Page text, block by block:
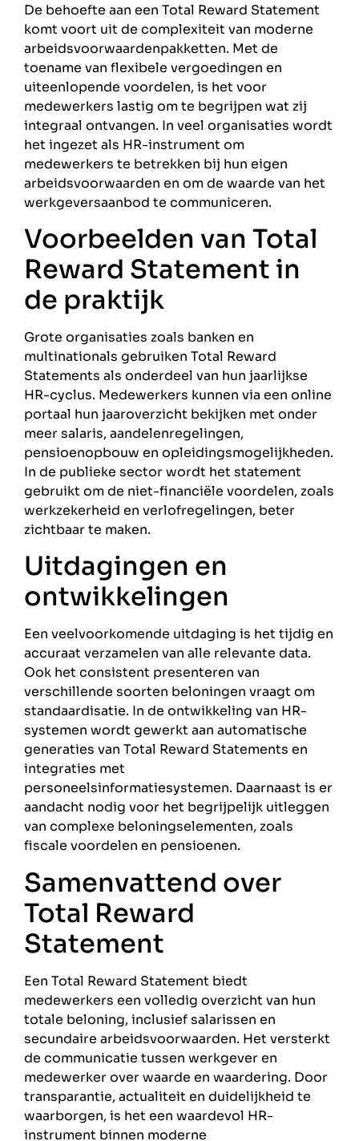
De behoefte aan een Total Reward Statement
komt voort uit de complexiteit van moderne
arbeidsvoorwaardenpakketten. Met de
toename van flexibele vergoedingen en
uiteenlopende voordelen, is het voor
medewerkers lastig om te begrijpen wat zij
integraal ontvangen. In veel organisaties wordt
het ingezet als HR-instrument om
medewerkers te betrekken bij hun eigen
arbeidsvoorwaarden en om de waarde van het
werkgeversaanbod te communiceren.
Voorbeelden van Total
Reward Statement in
de praktijk
Grote organisaties zoals banken en
multinationals gebruiken Total Reward
Statements als onderdeel van hun jaarlijkse
HR-cyclus. Medewerkers kunnen via een online
portaal hun jaaroverzicht bekijken met onder
meer salaris, aandelenregelingen,
pensioenopbouw en opleidingsmogelijkheden.
In de publieke sector wordt het statement
gebruikt om de niet-financiële voordelen, zoals
werkzekerheid en verlofregelingen, beter
zichtbaar te maken.
Uitdagingen en
ontwikkelingen
Een veelvoorkomende uitdaging is het tijdig en
accuraat verzamelen van alle relevante data.
Ook het consistent presenteren van
verschillende soorten beloningen vraagt om
standaardisatie. In de ontwikkeling van HR-
systemen wordt gewerkt aan automatische
generaties van Total Reward Statements en
integraties met
personeelsinformatiesystemen. Daarnaast is er
aandacht nodig voor het begrijpelijk uitleggen
van complexe beloningselementen, zoals
fiscale voordelen en pensioenen.
Samenvattend over
Total Reward
Statement
Een Total Reward Statement biedt
medewerkers een volledig overzicht van hun
totale beloning, inclusief salarissen en
secundaire arbeidsvoorwaarden. Het versterkt
de communicatie tussen werkgever en
medewerker over waarde en waardering. Door
transparantie, actualiteit en duidelijkheid te
waarborgen, is het een waardevol HR-
instrument binnen moderne